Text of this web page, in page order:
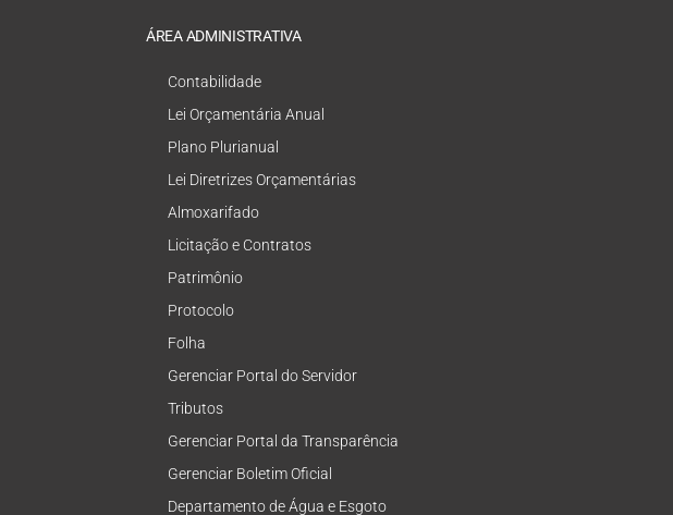
ÁREA ADMINISTRATIVA
Contabilidade
Lei Orçamentária Anual
Plano Plurianual
Lei Diretrizes Orçamentárias
Almoxarifado
Licitação e Contratos
Patrimônio
Protocolo
Folha
Gerenciar Portal do Servidor
Tributos
Gerenciar Portal da Transparência
Gerenciar Boletim Oficial
Departamento de Água e Esgoto